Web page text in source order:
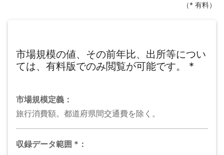
（* 有料）
市場規模の値、その前年比、出所等につい
ては、有料版でのみ閲覧が可能です。
*
市場規模定義：
旅行消費額。都道府県間交通費を除く。
収録データ範囲 * ：